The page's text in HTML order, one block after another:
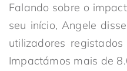
Falando sobre o
seu início, Angele
utilizadores
Impactámos mais de